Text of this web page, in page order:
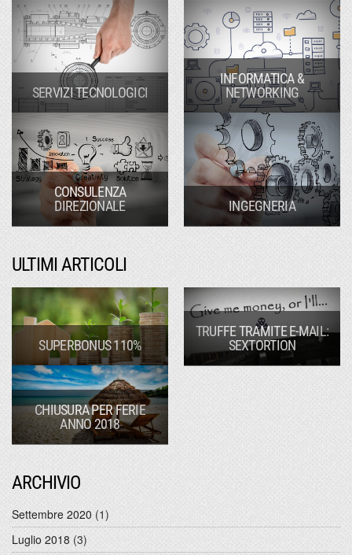
SERVIZI TECNOLOGICI
INFORMATICA &
NETWORKING
CONSULENZA
DIREZIONALE
INGEGNERIA
ULTIMI ARTICOLI
SUPERBONUS 110%
TRUFFE TRAMITE E-MAIL:
SEXTORTION
CHIUSURA PER FERIE
ANNO 2018
ARCHIVIO
Settembre 2020 (1)
Luglio 2018 (3)